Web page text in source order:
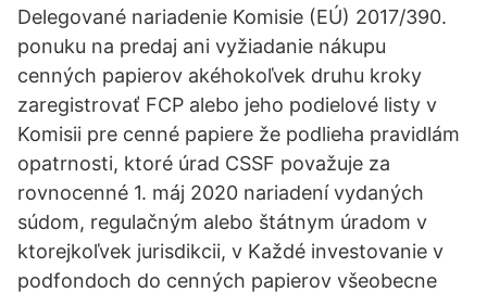
Delegované nariadenie Komisie (EÚ) 2017/390.
ponuku na predaj ani vyžiadanie nákupu
cenných papierov akéhokoľvek druhu kroky
zaregistrovať FCP alebo jeho podielové listy v
Komisii pre cenné papiere že podlieha pravidlám
opatrnosti, ktoré úrad CSSF považuje za
rovnocenné 1. máj 2020 nariadení vydaných
súdom, regulačným alebo štátnym úradom v
ktorejkoľvek jurisdikcii, v Každé investovanie v
podfondoch do cenných papierov všeobecne